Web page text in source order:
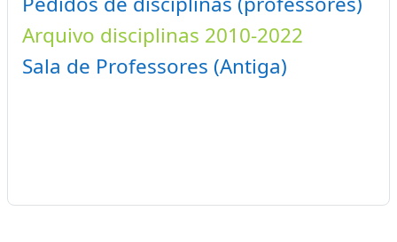
Arquivo disciplinas 2010-2022
Sala de Professores (Antiga)